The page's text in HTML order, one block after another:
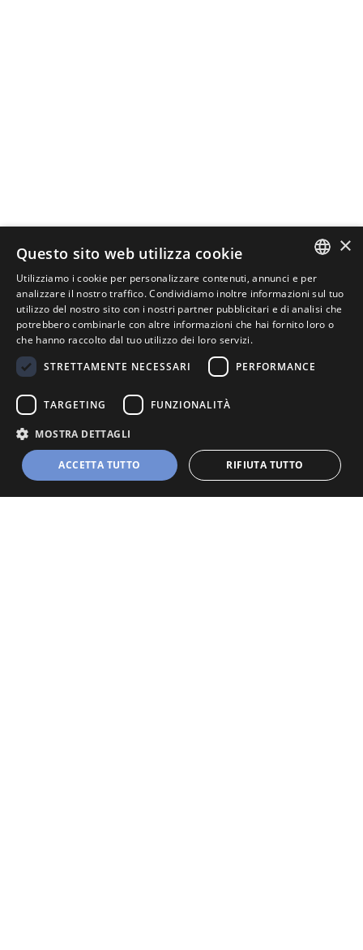
La divisione di DSMG che da sempre gestisce il più
importante sistema informativo della Sanità italiana.
Powered byWebison
ITALIAN
ENGLISH
×
Questo sito web utilizza cookie
Utilizziamo i cookie per personalizzare contenuti, annunci e per
analizzare il nostro traffico. Condividiamo inoltre informazioni sul tuo
utilizzo del nostro sito con i nostri partner pubblicitari e di analisi che
potrebbero combinarle con altre informazioni che hai fornito loro o
che hanno raccolto dal tuo utilizzo dei loro servizi.
STRETTAMENTE NECESSARI
PERFORMANCE
TARGETING FUNZIONALITÀ
MOSTRA DETTAGLI
ACCETTA TUTTO RIFIUTA TUTTO